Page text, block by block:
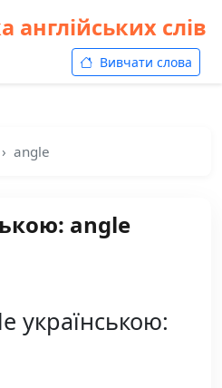
англійських слів
Вивчати слова
angle
angle
українською: